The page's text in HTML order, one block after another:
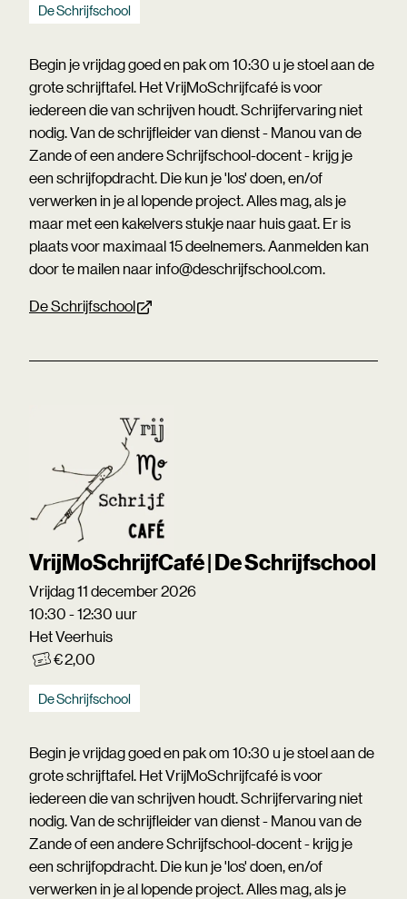
De Schrijfschool
Begin je vrijdag goed en pak om 10:30 u je stoel aan de
grote schrijftafel. Het VrijMoSchrijfcafé is voor
iedereen die van schrijven houdt. Schrijfervaring niet
nodig. Van de schrijfleider van dienst - Manou van de
Zande of een andere Schrijfschool-docent - krijg je
een schrijfopdracht. Die kun je 'los' doen, en/of
verwerken in je al lopende project. Alles mag, als je
maar met een kakelvers stukje naar huis gaat. Er is
plaats voor maximaal 15 deelnemers. Aanmelden kan
door te mailen naar info@deschrijfschool.com.
De Schrijfschool
VrijMoSchrijfCafé | De Schrijfschool
Vrijdag 11 december 2026
10:30 - 12:30 uur
Het Veerhuis
€ 2,00
De Schrijfschool
Begin je vrijdag goed en pak om 10:30 u je stoel aan de
grote schrijftafel. Het VrijMoSchrijfcafé is voor
iedereen die van schrijven houdt. Schrijfervaring niet
nodig. Van de schrijfleider van dienst - Manou van de
Zande of een andere Schrijfschool-docent - krijg je
een schrijfopdracht. Die kun je 'los' doen, en/of
verwerken in je al lopende project. Alles mag, als je